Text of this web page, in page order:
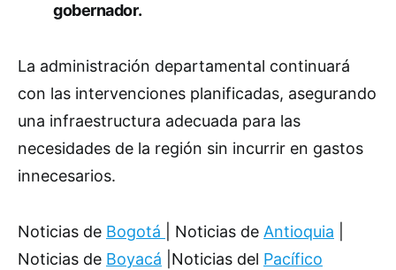
gobernador.
La administración departamental continuará
con las intervenciones planificadas, asegurando
una infraestructura adecuada para las
necesidades de la región sin incurrir en gastos
innecesarios.
Noticias de Bogotá | Noticias de Antioquia
Noticias de Boyacá |Noticias del Pacífico